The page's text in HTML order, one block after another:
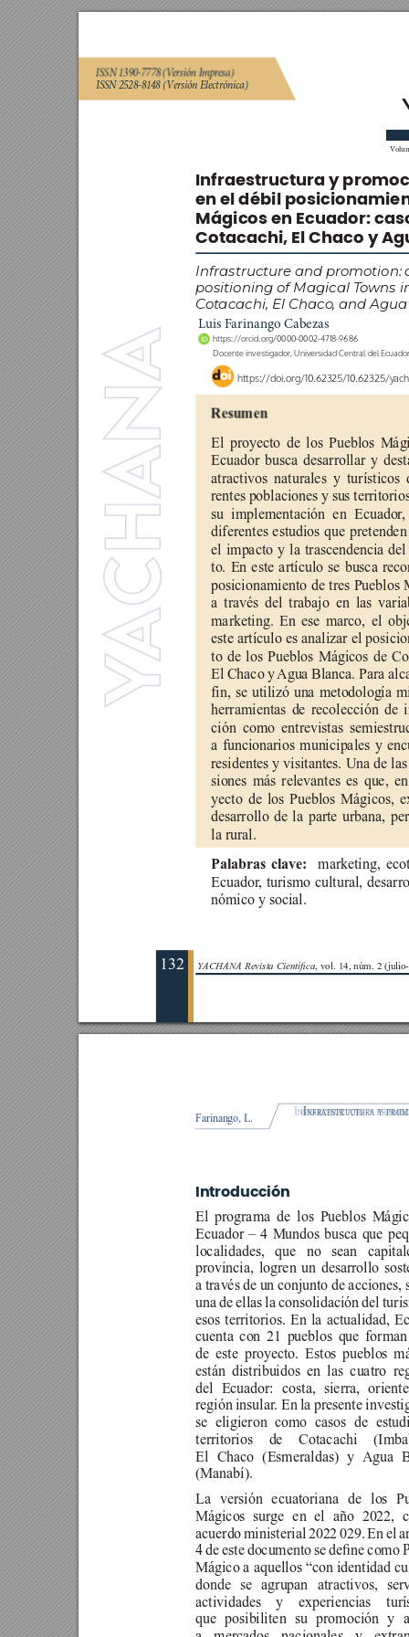
132
ISSN 1390-7778 (Versión Impresa)
ISSN 2528-8148 (Versión Electrónica)
V
Resumen
El proyecto de los Pueblos
Ecuador busca desarrollar y
atractivos naturales y turísticos
rentes poblaciones y sus
su implementación en Ecuador,
diferentes estudios que
el impacto y la trascendencia del
to. En este artículo se busca
posicionamiento de tres Pueblos
a través del trabajo en las
marketing. En ese marco, el
este artículo es analizar el
to de los Pueblos Mágicos de
El Chaco y Agua Blanca. Para
fin, se utilizó una metodología
herramientas de recolección de
ción como entrevistas
a funcionarios municipales y
residentes y visitantes. Una de
siones más relevantes es que,
yecto de los Pueblos Mágicos,
desarrollo de la parte urbana,
la rural.
Palabras clave:
marketing,
Ecuador, turismo cultural,
nómico y social.
Infraestructura y
en el débil
Mágicos en Ecuador:
Cotacachi, El Chaco y
Infrastructure and promotion:
positioning of Magical Towns
Cotacachi, El Chaco, and
Luis Farinango Cabezas
https://orcid.org/0000-0002-4718-9686
Docente investigador, Universidad Central del
https://doi.org/10.62325/10.62325/
YACHANA Revista Cientíca, vol. 14, núm. 2
nfraestructura y
Infraestructura y
Farinango, L.
Introducción
El programa de los Pueblos
Ecuador – 4 Mundos busca que
localidades, que no sean
provincia, logren un desarrollo
a través de un conjunto de acciones,
una de ellas la consolidación del
esos territorios. En la actualidad,
cuenta con 21 pueblos que
de este proyecto. Estos pueblos
están distribuidos en las cuatro
del Ecuador: costa, sierra,
región insular. En la presente
se eligieron como casos de
territorios de Cotacachi
El Chaco (Esmeraldas) y Agua
(Manabí).
La versión ecuatoriana de los
Mágicos surge en el año 2022,
acuerdo ministerial 2022 029. En el
4 de este documento se dene como
Mágico a aquellos “con identidad
donde se agrupan atractivos,
actividades y experiencias
que posibiliten su promoción y